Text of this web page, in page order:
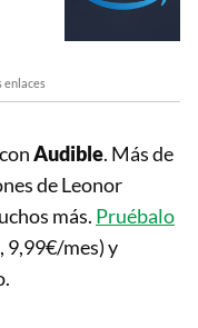
enlaces
Audible. Más de
de Leonor
más. Pruébalo
9,99€/mes) y